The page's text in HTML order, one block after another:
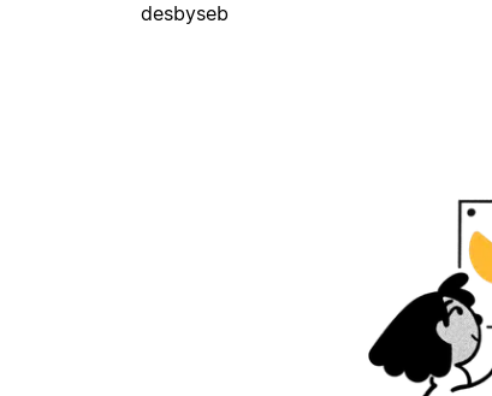
desbyseb